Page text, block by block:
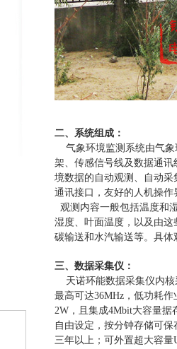
二、系统组成：
气象环境监测系统由气象
架、传感信号线及数据通讯
境数据的自动观测、自动采
通讯接口， 友好的人机操作
观测内容一般包括温度和
湿度、叶面温度，以及由
碳输送和水汽输送等。具
三、 数据采集仪：
天诺环能数据采集仪内
最高可达36MHz，低功耗
2W，且集成4Mbit大容量据
自由设定，按分钟存储可
三年以上；可外置超大容